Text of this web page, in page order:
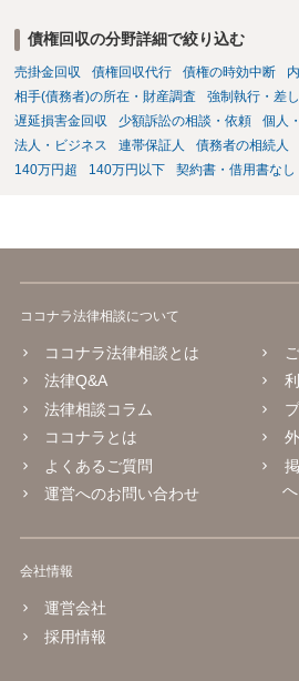
債権回収の分野詳細で絞り込む
売掛金回収 債権回収代行 債権の時効中断
相手(債務者)の所在・財産調査
強制執行・差
遅延損害金回収
少額訴訟の相談・依頼
個人
法人・ビジネス
連帯保証人 債務者の相続人
140万円超
140万円以下 契約書・借用書なし
ココナラ法律相談について
ココナラ法律相談とは
法律Q&A
法律相談コラム
ココナラとは
よくあるご質問
運営へのお問い合わせ
へ
会社情報
運営会社
採用情報